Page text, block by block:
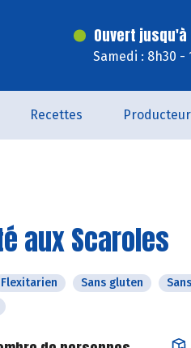
Ouvert jusqu'à
Samedi : 8h30 -
Recettes
aux Scaroles
Flexitarien Sans gluten